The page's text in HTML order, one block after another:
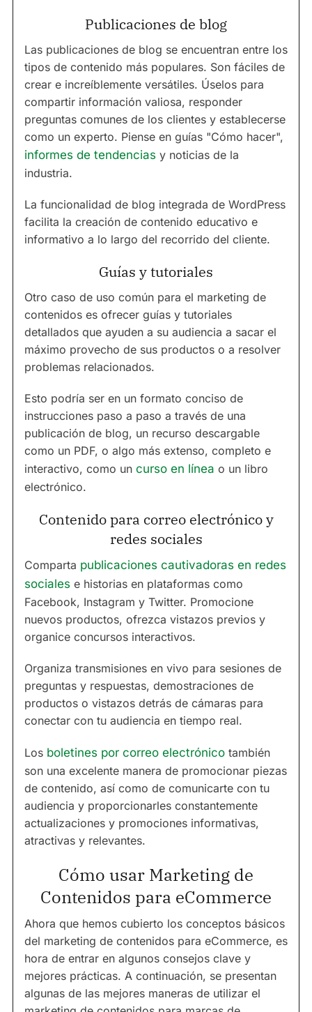
Publicaciones de blog
Las publicaciones de blog se encuentran entre los
tipos de contenido más populares. Son fáciles de
crear e increíblemente versátiles. Úselos para
compartir información valiosa, responder
preguntas comunes de los clientes y establecerse
como un experto. Piense en guías "Cómo hacer",
informes de tendencias y noticias de la
industria.
La funcionalidad de blog integrada de WordPress
facilita la creación de contenido educativo e
informativo a lo largo del recorrido del cliente.
Guías y tutoriales
Otro caso de uso común para el marketing de
contenidos es ofrecer guías y tutoriales
detallados que ayuden a su audiencia a sacar el
máximo provecho de sus productos o a resolver
problemas relacionados.
Esto podría ser en un formato conciso de
instrucciones paso a paso a través de una
publicación de blog, un recurso descargable
como un PDF, o algo más extenso, completo e
interactivo, como un curso en línea o un libro
electrónico.
Contenido para correo electrónico y
redes sociales
Comparta publicaciones cautivadoras en redes
sociales e historias en plataformas como
Facebook, Instagram y Twitter. Promocione
nuevos productos, ofrezca vistazos previos y
organice concursos interactivos.
Organiza transmisiones en vivo para sesiones de
preguntas y respuestas, demostraciones de
productos o vistazos detrás de cámaras para
conectar con tu audiencia en tiempo real.
Los boletines por correo electrónico también
son una excelente manera de promocionar piezas
de contenido, así como de comunicarte con tu
audiencia y proporcionarles constantemente
actualizaciones y promociones informativas,
atractivas y relevantes.
Cómo usar Marketing de
Contenidos para eCommerce
Ahora que hemos cubierto los conceptos básicos
del marketing de contenidos para eCommerce, es
hora de entrar en algunos consejos clave y
mejores prácticas. A continuación, se presentan
algunas de las mejores maneras de utilizar el